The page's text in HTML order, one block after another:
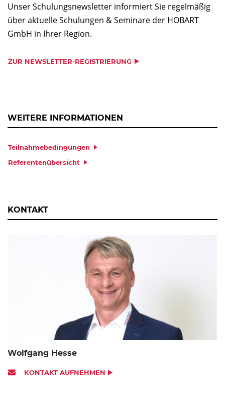
Unser Schulungsnewsletter informiert Sie regelmäßig
über aktuelle Schulungen & Seminare der HOBART
GmbH in Ihrer Region.
ZUR NEWSLETTER-REGISTRIERUNG
WEITERE INFORMATIONEN
Teilnahmebedingungen
Referentenübersicht
KONTAKT
Wolfgang Hesse
KONTAKT AUFNEHMEN